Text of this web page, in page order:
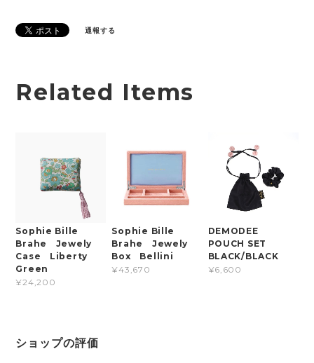
通報する
Related Items
Sophie Bille
Brahe Jewely
Case Liberty
Green
¥24,200
Sophie Bille
Brahe Jewely
Box Bellini
¥43,670
DEMODEE
POUCH SET
BLACK/BLACK
¥6,600
ショップの評価